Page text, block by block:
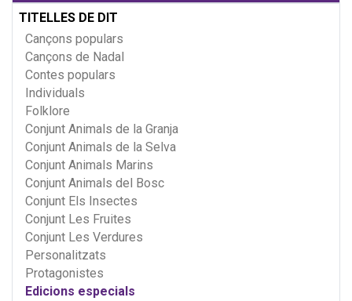
TITELLES DE DIT
Cançons populars
Cançons de Nadal
Contes populars
Individuals
Folklore
Conjunt Animals de la Granja
Conjunt Animals de la Selva
Conjunt Animals Marins
Conjunt Animals del Bosc
Conjunt Els Insectes
Conjunt Les Fruites
Conjunt Les Verdures
Personalitzats
Protagonistes
Edicions especials